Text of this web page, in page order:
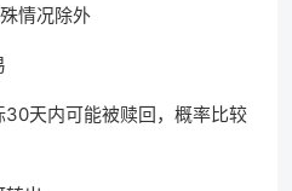
情况除外
天内可能被赎回，概率比较